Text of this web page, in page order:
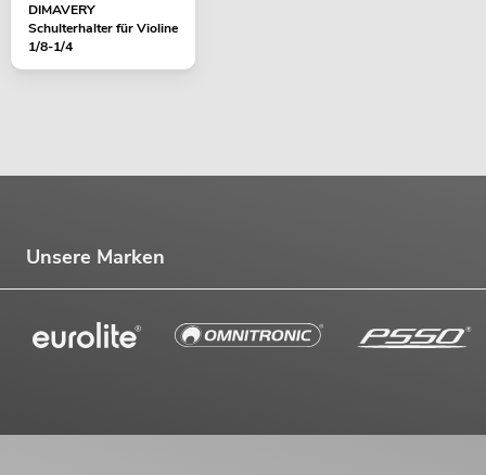
DIMAVERY
Schulterhalter für Violine
1/8-1/4
Unsere Marken